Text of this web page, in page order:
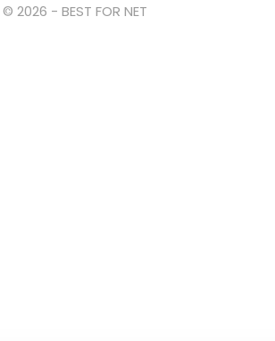
© 2026 - BEST FOR NET